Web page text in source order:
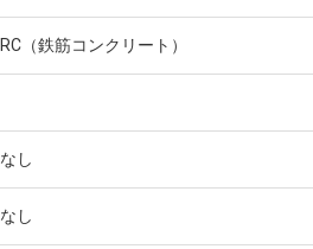
RC（鉄筋コンクリート）
なし
なし